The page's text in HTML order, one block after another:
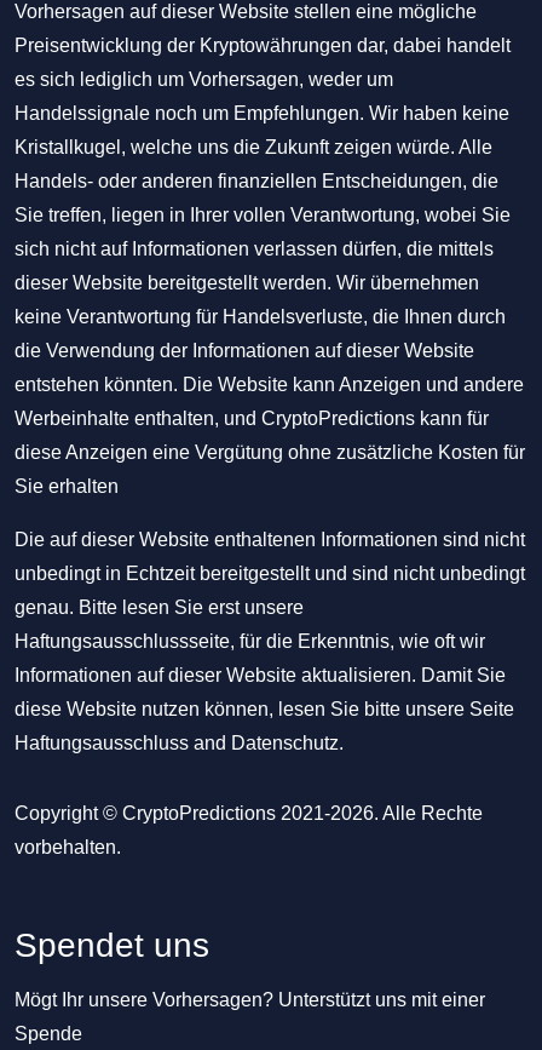
Vorhersagen auf dieser Website stellen eine mögliche
Preisentwicklung der Kryptowährungen dar, dabei handelt
es sich lediglich um Vorhersagen, weder um
Handelssignale noch um Empfehlungen. Wir haben keine
Kristallkugel, welche uns die Zukunft zeigen würde. Alle
Handels- oder anderen finanziellen Entscheidungen, die
Sie treffen, liegen in Ihrer vollen Verantwortung, wobei Sie
sich nicht auf Informationen verlassen dürfen, die mittels
dieser Website bereitgestellt werden. Wir übernehmen
keine Verantwortung für Handelsverluste, die Ihnen durch
die Verwendung der Informationen auf dieser Website
entstehen könnten. Die Website kann Anzeigen und andere
Werbeinhalte enthalten, und CryptoPredictions kann für
diese Anzeigen eine Vergütung ohne zusätzliche Kosten für
Sie erhalten
Die auf dieser Website enthaltenen Informationen sind nicht
unbedingt in Echtzeit bereitgestellt und sind nicht unbedingt
genau. Bitte lesen Sie erst unsere
Haftungsausschlussseite, für die Erkenntnis, wie oft wir
Informationen auf dieser Website aktualisieren. Damit Sie
diese Website nutzen können, lesen Sie bitte unsere Seite
Haftungsausschluss and Datenschutz.
Copyright © CryptoPredictions 2021-2026. Alle Rechte
vorbehalten.
Spendet uns
Mögt Ihr unsere Vorhersagen? Unterstützt uns mit einer
Spende